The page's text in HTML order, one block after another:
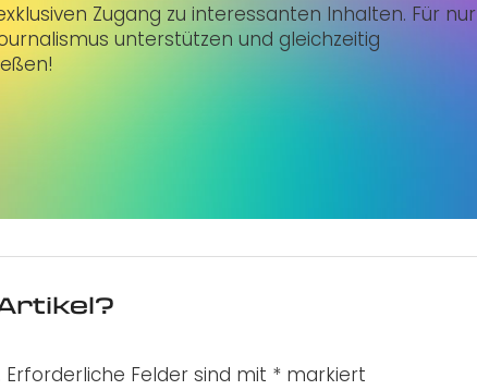
Zugang zu interessanten Inhalten. Für nur
unterstützen und gleichzeitig
Erforderliche Felder sind mit * markiert